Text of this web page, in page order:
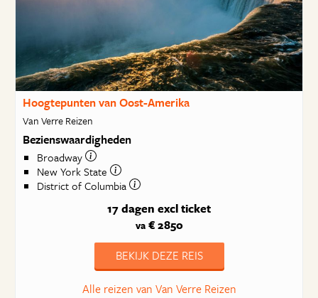
Hoogtepunten van Oost-Amerika
Van Verre Reizen
Bezienswaardigheden
Broadway
New York State
District of Columbia
17 dagen excl ticket
va€ 2850
BEKIJK DEZE REIS
Alle reizen van Van Verre Reizen